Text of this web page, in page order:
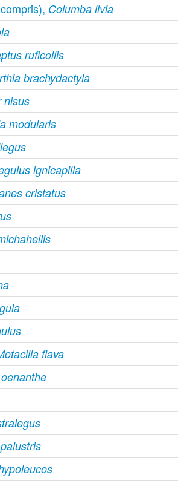
Columba livia
ruficollis
brachydactyla
nisus
modularis
ignicapilla
cristatus
flava